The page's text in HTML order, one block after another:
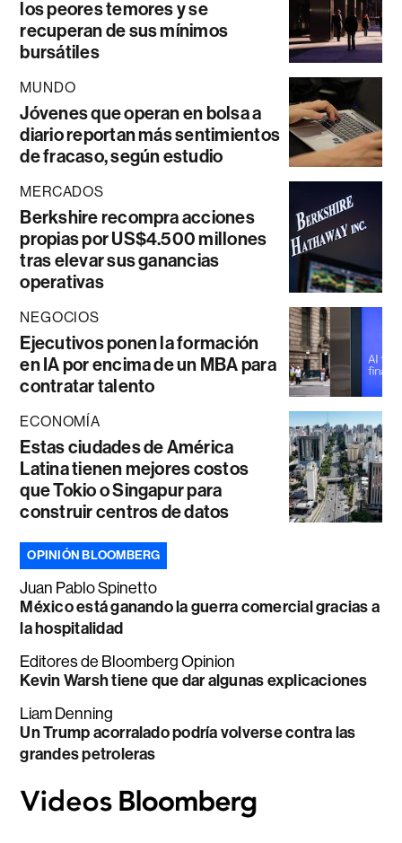
los peores temores y se
recuperan de sus mínimos
bursátiles
MUNDO
Jóvenes que operan en bolsa a
diario reportan más sentimientos
de fracaso, según estudio
MERCADOS
Berkshire recompra acciones
propias por US$4.500 millones
tras elevar sus ganancias
operativas
NEGOCIOS
Ejecutivos ponen la formación
en IA por encima de un MBA para
contratar talento
ECONOMÍA
Estas ciudades de América
Latina tienen mejores costos
que Tokio o Singapur para
construir centros de datos
OPINIÓN BLOOMBERG
Juan Pablo Spinetto
México está ganando la guerra comercial gracias a
la hospitalidad
Editores de Bloomberg Opinion
Kevin Warsh tiene que dar algunas explicaciones
Liam Denning
Un Trump acorralado podría volverse contra las
grandes petroleras